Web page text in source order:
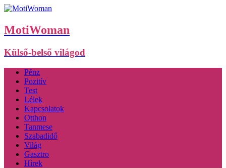
MotiWoman
Külső-belső világod
Pénz
Pozitív
Test
Lélek
Kapcsolatok
Otthon
Tanmese
Szabadidő
Világ
Gasztro
Hírek